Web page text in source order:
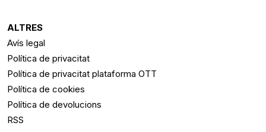
ALTRES
Avís legal
Política de privacitat
Política de privacitat plataforma OTT
Política de cookies
Política de devolucions
RSS